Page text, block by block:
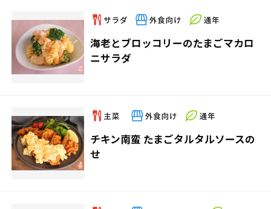
海老とブロッコリーのたまごマカロ
ニサラダ
チキン南蛮 たまごタルタルソースの
せ